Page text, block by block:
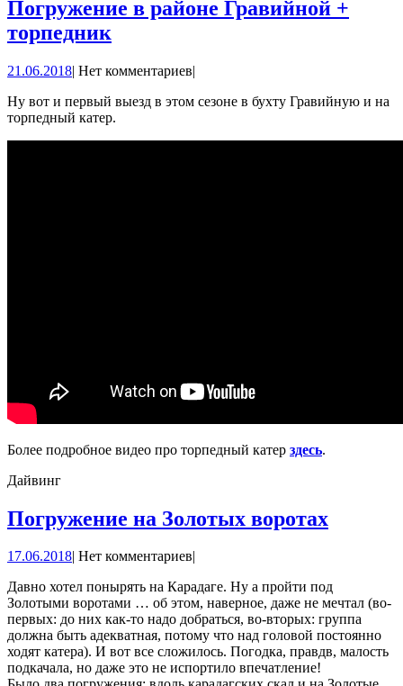
Погружение в районе Гравийной +
торпедник
районе
Гравийной
+
21.06.201821.06.2018
| Нет комментариев|
Ну вот и первый выезд в этом сезоне в бухту Гравийную и на
торпедный катер.
Более подробное видео про торпедный катер здесь.
Дайвинг
Погружение на Золотых воротах
17.06.201817.06.2018
| Нет комментариев|
Давно хотел понырять на Карадаге. Ну а пройти под
Золотыми воротами … об этом, наверное, даже не мечтал (во-
первых: до них как-то надо добраться, во-вторых: группа
должна быть адекватная, потому что над головой постоянно
ходят катера). И вот все сложилось. Погодка, правдв, малость
подкачала, но даже это не испортило впечатление!